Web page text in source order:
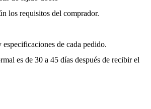
los requisitos del comprador.
especificaciones de cada pedido.
es de 30 a 45 días después de recibir el